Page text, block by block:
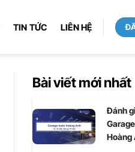
TIN TỨC LIÊN HỆ
Bài viết mới nhất
Đánh
Hoàng